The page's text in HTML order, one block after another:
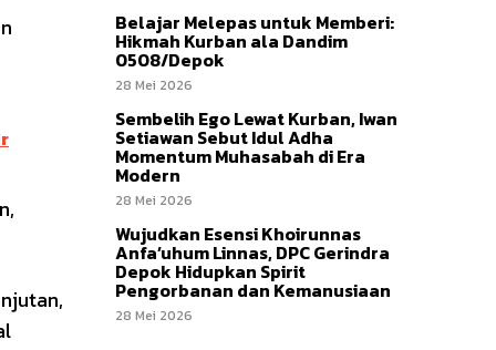
Belajar Melepas untuk Memberi:
Hikmah Kurban ala Dandim
0508/Depok
28 Mei 2026
Sembelih Ego Lewat Kurban, Iwan
Setiawan Sebut Idul Adha
Momentum Muhasabah di Era
Modern
28 Mei 2026
Wujudkan Esensi Khoirunnas
Anfa’uhum Linnas, DPC Gerindra
Depok Hidupkan Spirit
Pengorbanan dan Kemanusiaan
28 Mei 2026